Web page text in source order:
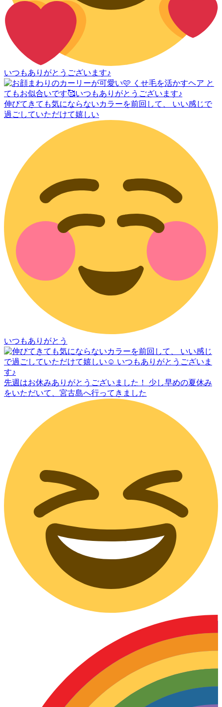
いつもありがとうございます♪
伸びてきても気にならないカラーを前回して、 いい感じで
過ごしていただけて嬉しい
いつもありがとう
先週はお休みありがとうございました！ 少し早めの夏休み
をいただいて、宮古島へ行ってきました